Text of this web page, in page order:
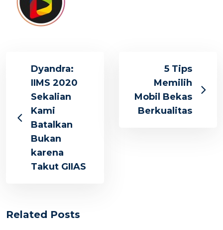
Dyandra:
IIMS 2020
Sekalian
Kami
Batalkan
Bukan
karena
Takut GIIAS
5 Tips
Memilih
Mobil Bekas
Berkualitas
Related Posts